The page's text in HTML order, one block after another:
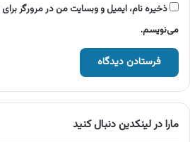
ذخیره نام، ایمیل و وبسایت من در مرورگر
می‌نویسم.
مارا در لینکدین دنبال کنید